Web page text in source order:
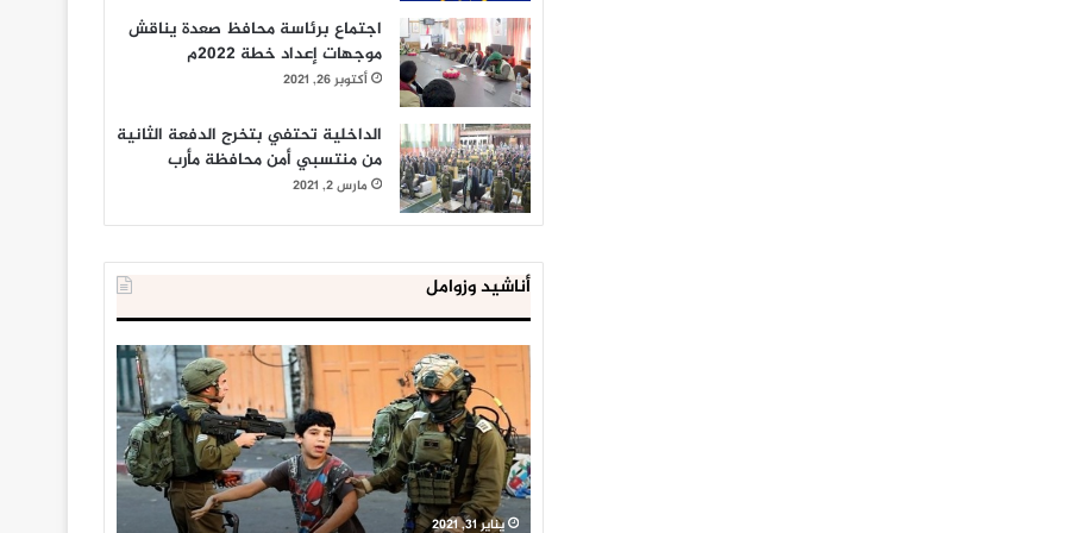
اجتماع برئاسة محافظ صعدة يناقش
موجهات إعداد خطة 2022م
أكتوبر 26, 2021
الداخلية تحتفي بتخرج الدفعة الثانية
من منتسبي أمن محافظة مأرب
مارس 2, 2021
أناشيد وزوامل
العدو
الإسرائيلي
اعتقل
543
طفلا
فلسطينيا
خلال
يناير 31, 2021
الداخلية
المصرية
تعلن
إحباط
‘مخطط
كبير’